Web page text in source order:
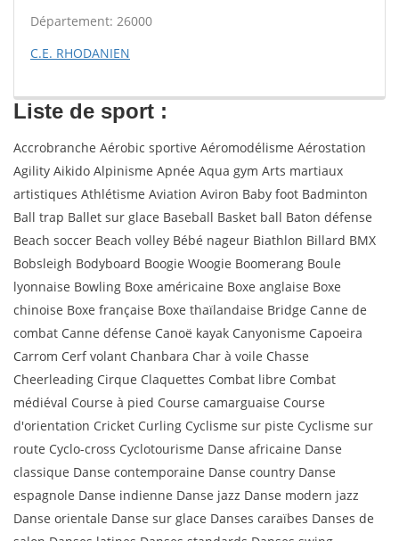
Département: 26000
C.E. RHODANIEN
Liste de sport :
Accrobranche Aérobic sportive Aéromodélisme Aérostation
Agility Aikido Alpinisme Apnée Aqua gym Arts martiaux
artistiques Athlétisme Aviation Aviron Baby foot Badminton
Ball trap Ballet sur glace Baseball Basket ball Baton défense
Beach soccer Beach volley Bébé nageur Biathlon Billard BMX
Bobsleigh Bodyboard Boogie Woogie Boomerang Boule
lyonnaise Bowling Boxe américaine Boxe anglaise Boxe
chinoise Boxe française Boxe thaïlandaise Bridge Canne de
combat Canne défense Canoë kayak Canyonisme Capoeira
Carrom Cerf volant Chanbara Char à voile Chasse
Cheerleading Cirque Claquettes Combat libre Combat
médiéval Course à pied Course camarguaise Course
d'orientation Cricket Curling Cyclisme sur piste Cyclisme sur
route Cyclo-cross Cyclotourisme Danse africaine Danse
classique Danse contemporaine Danse country Danse
espagnole Danse indienne Danse jazz Danse modern jazz
Danse orientale Danse sur glace Danses caraïbes Danses de